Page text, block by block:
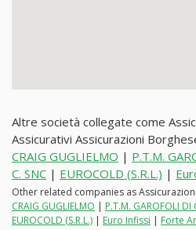
Altre società collegate come
Assicurativi Assicurazioni
CRAIG GUGLIELMO | P.T.M.
C. SNC | EUROCOLD (S.R.L.) |
Other related companies as
CRAIG GUGLIELMO | P.T.M. GAROFOLI DI
EUROCOLD (S.R.L.) | Euro Infissi | Forte